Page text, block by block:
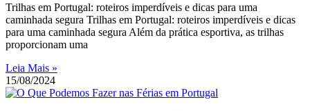
Trilhas em Portugal: roteiros imperdíveis e dicas para uma
caminhada segura Trilhas em Portugal: roteiros imperdíveis e dicas
para uma caminhada segura Além da prática esportiva, as trilhas
proporcionam uma
Leia Mais »
15/08/2024